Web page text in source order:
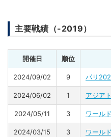
主要戦績（-2019）
開催日 順位
2024/09/02 9 パリ
2024/06/02 1 アジア
2024/05/11 3 ワール
2024/03/15 3 ワール